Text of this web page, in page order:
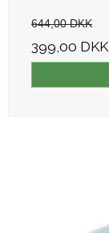
644,00 DKK
399,00 DKK